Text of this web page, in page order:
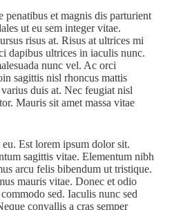
penatibus et magnis dis parturient
ut eu sem integer vitae.
risus at. Risus at ultrices mi
dapibus ultrices in iaculis nunc.
nunc vel. Ac orci
sagittis nisl rhoncus mattis
duis at. Nec feugiat nisl
Mauris sit amet massa vitae
Est lorem ipsum dolor sit.
sagittis vitae. Elementum nibh
arcu felis bibendum ut tristique.
mauris vitae. Donec et odio
sed. Iaculis nunc sed
convallis a cras semper